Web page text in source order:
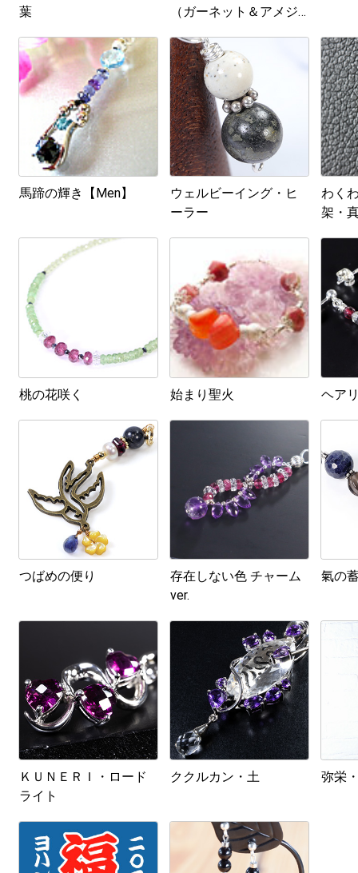
葉
（ガーネット＆アメジ
馬蹄の輝き【Men】
ウェルビーイング・ヒ
ーラー
わく
架・
桃の花咲く 始まり聖火 ヘア
つばめの便り
存在しない色 チャーム
ver.
氣の
ＫＵＮＥＲＩ・ロード
ライト
ククルカン・土 弥栄